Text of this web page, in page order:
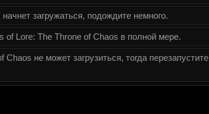
загружаться, подождите немного.
Lore: The Throne of Chaos в полной мере.
не может загрузиться, тогда перезапустите